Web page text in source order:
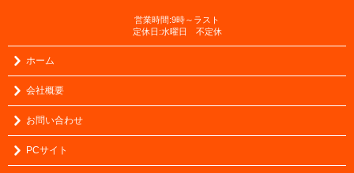
営業時間:9時～ラスト
定休日:水曜日 不定休
ホーム
会社概要
お問い合わせ
PCサイト